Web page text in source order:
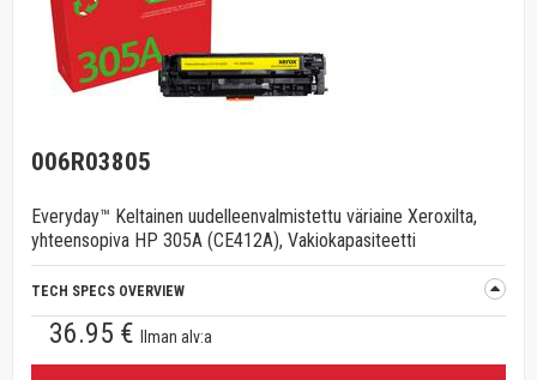
006R03805
Everyday™ Keltainen uudelleenvalmistettu väriaine Xeroxilta,
yhteensopiva HP 305A (CE412A), Vakiokapasiteetti
TECH SPECS OVERVIEW
36.95 € Ilman alv:a